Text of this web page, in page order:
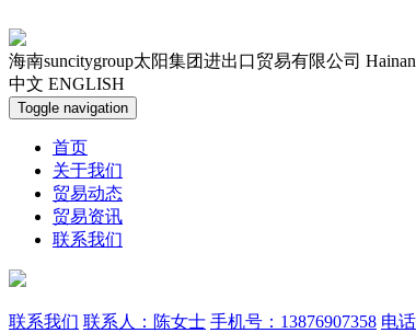
海南suncitygroup太阳集团进出口贸易有限公司
中文 ENGLISH
Toggle navigation
首页
关于我们
贸易动态
贸易资讯
联系我们
联系我们 联系人：陈女士 手机号：13876907358 电